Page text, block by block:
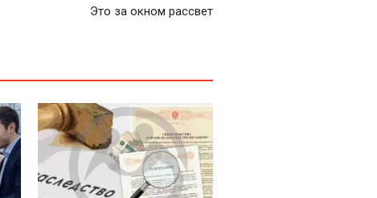
Это за окном рассвет